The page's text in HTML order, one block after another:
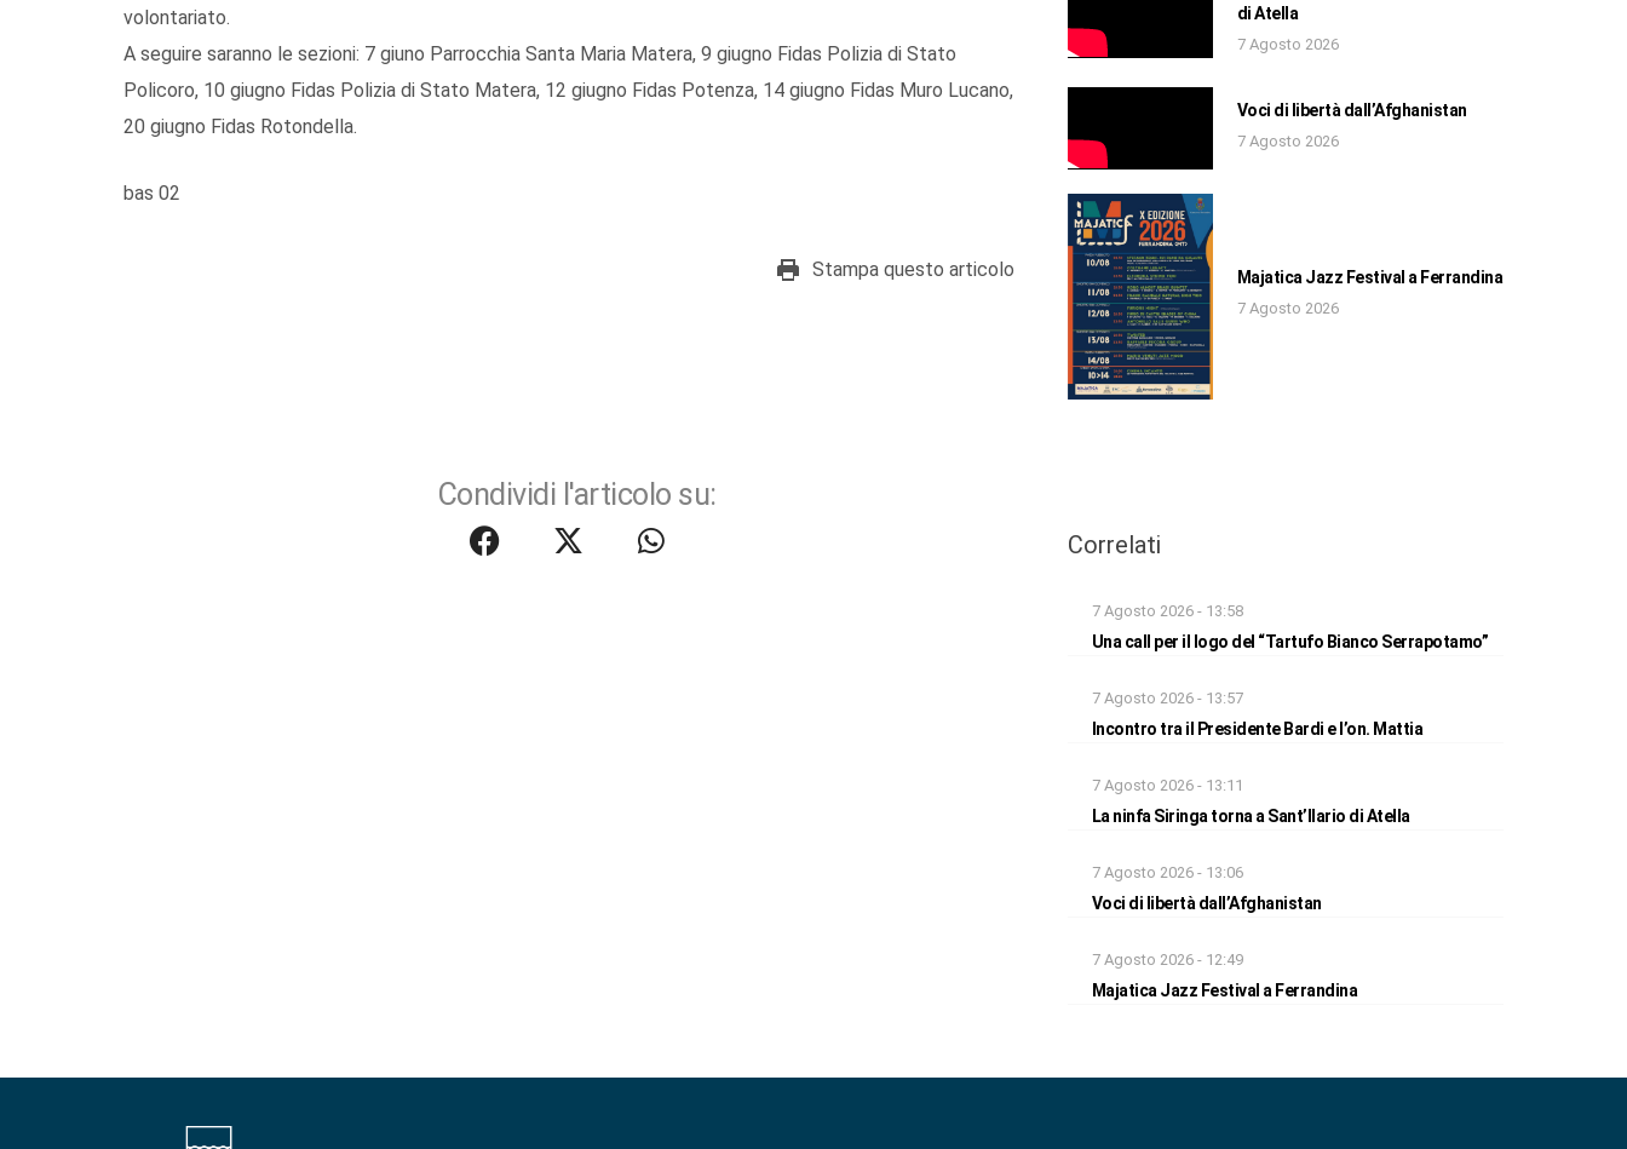
volontariato.
A seguire saranno le sezioni: 7 giuno Parrocchia Santa Maria Matera, 9 giugno Fidas Polizia di Stato
Policoro, 10 giugno Fidas Polizia di Stato Matera, 12 giugno Fidas Potenza, 14 giugno Fidas Muro Lucano,
20 giugno Fidas Rotondella.
bas 02
Stampa questo articolo
Condividi l'articolo su:
di Atella
7 Agosto 2026
Voci di libertà dall’Afghanistan
7 Agosto 2026
Majatica Jazz Festival a Ferrandina
7 Agosto 2026
Correlati
7 Agosto 2026 - 13:58
Una call per il logo del “Tartufo Bianco Serrapotamo”
7 Agosto 2026 - 13:57
Incontro tra il Presidente Bardi e l’on. Mattia
7 Agosto 2026 - 13:11
La ninfa Siringa torna a Sant’Ilario di Atella
7 Agosto 2026 - 13:06
Voci di libertà dall’Afghanistan
7 Agosto 2026 - 12:49
Majatica Jazz Festival a Ferrandina